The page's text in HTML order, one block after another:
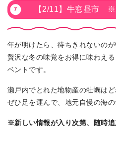
【2/11】牛窓昼市
年が明けたら、待ちきれないのが
贅沢な冬の味覚をお得に味わえ
ベントです。
瀬戸内でとれた地物産の牡蠣はど
ぜひ足を運んで、地元自慢の海
※新しい情報が入り次第、随時追